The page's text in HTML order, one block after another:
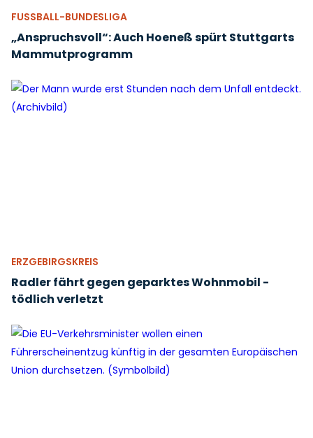
FUSSBALL-BUNDESLIGA
„Anspruchsvoll“: Auch Hoeneß spürt Stuttgarts
Mammutprogramm
ERZGEBIRGSKREIS
Radler fährt gegen geparktes Wohnmobil -
tödlich verletzt